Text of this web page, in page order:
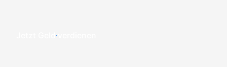
Jetzt Geld verdienen